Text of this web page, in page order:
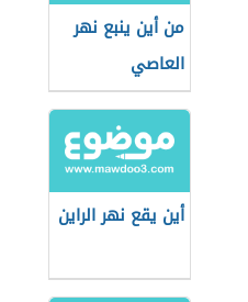
من أين ينبع نهر
العاصي
أين يقع نهر الراين